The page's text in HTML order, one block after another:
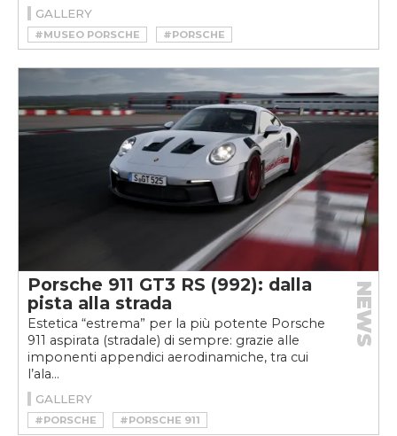
GALLERY
#MUSEO PORSCHE
#PORSCHE
#PORSCHE MUSEUM
Porsche 911 GT3 RS (992): dalla
pista alla strada
Estetica “estrema” per la più potente Porsche
911 aspirata (stradale) di sempre: grazie alle
imponenti appendici aerodinamiche, tra cui
l’ala...
NEWS
GALLERY
#PORSCHE #PORSCHE 911